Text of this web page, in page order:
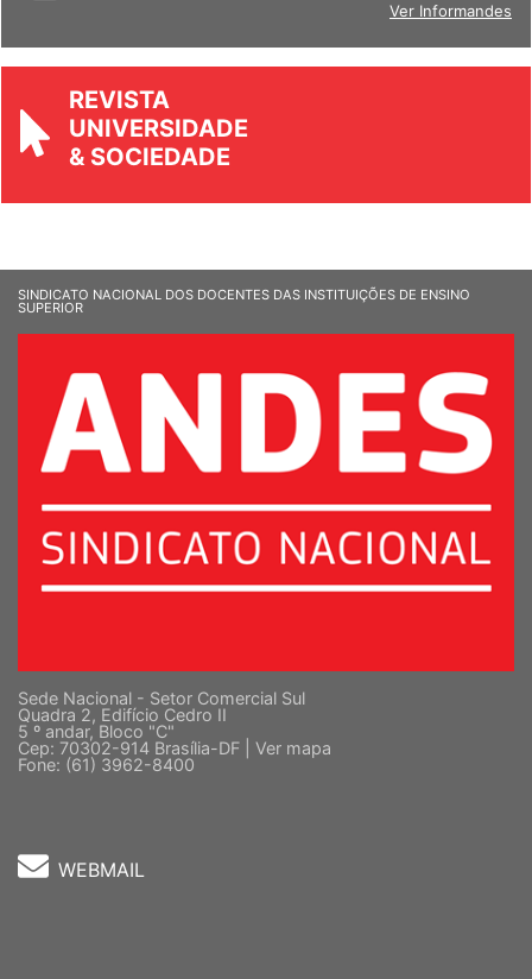
Ver Informandes
REVISTA
UNIVERSIDADE
& SOCIEDADE
SINDICATO NACIONAL DOS DOCENTES DAS INSTITUIÇÕES DE ENSINO
SUPERIOR
Sede Nacional - Setor Comercial Sul
Quadra 2, Edifício Cedro II
5 º andar, Bloco "C"
Cep: 70302-914 Brasília-DF | Ver mapa
Fone: (61) 3962-8400
WEBMAIL